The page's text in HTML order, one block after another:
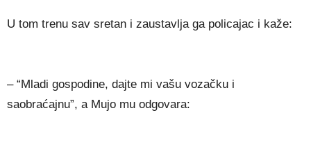
U tom trenu sav sretan i zaustavlja ga policajac i kaže:
– “Mladi gospodine, dajte mi vašu vozačku i
saobraćajnu”, a Mujo mu odgovara: